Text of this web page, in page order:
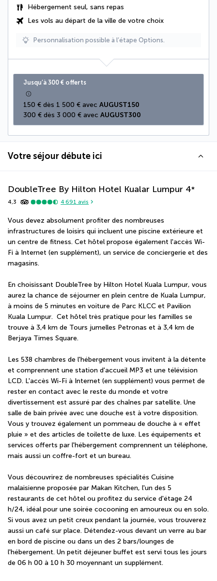
Hébergement seul, sans repas
Les vols au départ de la ville de votre choix
Personnalisation possible à l’étape Options.
Jusqu’à 300 € offerts
150 € dès 1 500 € avec AUGUST150
300 € dès 3 000 € avec AUGUST300
Votre séjour débute ici
DoubleTree By Hilton Hotel Kualar Lumpur 4*
4,3 4 691 avis
Vous devez absolument profiter des nombreuses
infrastructures de loisirs qui incluent une piscine extérieure et
un centre de fitness. Cet hôtel propose également l'accès Wi-
Fi à Internet (en supplément), un service de conciergerie et des
magasins.
En choisissant DoubleTree by Hilton Hotel Kuala Lumpur, vous
aurez la chance de séjourner en plein centre de Kuala Lumpur,
à moins de 5 minutes en voiture de Parc KLCC et Pavilion
Kuala Lumpur.  Cet hôtel très pratique pour les familles se
trouve à 3,4 km de Tours jumelles Petronas et à 3,4 km de
Berjaya Times Square.
Les 538 chambres de l'hébergement vous invitent à la détente
et comprennent une station d'accueil MP3 et une télévision
LCD. L'accès Wi-Fi à Internet (en supplément) vous permet de
rester en contact avec le reste du monde et votre
divertissement est assuré par des chaînes par satellite. Une
salle de bain privée avec une douche est à votre disposition.
Vous y trouvez également un pommeau de douche à « effet
pluie » et des articles de toilette de luxe. Les équipements et
services offerts par l'hébergement comprennent un téléphone,
mais aussi un coffre-fort et un bureau.
Vous découvrirez de nombreuses spécialités Cuisine
malaisienne proposée par Makan Kitchen, l'un des 5
restaurants de cet hôtel ou profitez du service d'étage 24
h/24, idéal pour une soirée cocooning en amoureux ou en solo.
Si vous avez un petit creux pendant la journée, vous trouverez
aussi un café sur place. Détendez-vous devant un verre au bar
en bord de piscine ou dans un des 2 bars/lounges de
l'hébergement. Un petit déjeuner buffet est servi tous les jours
de 06 h 00 à 10 h 30 moyennant un supplément.